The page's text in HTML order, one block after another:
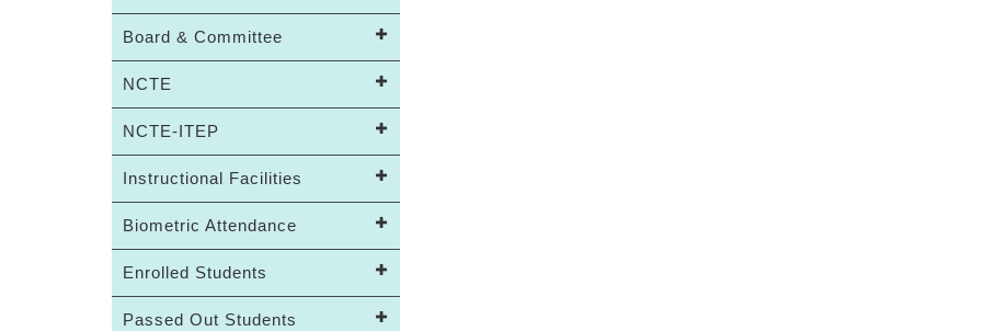
Board & Committee
NCTE
NCTE-ITEP
Instructional Facilities
Biometric Attendance
Enrolled Students
Passed Out Students